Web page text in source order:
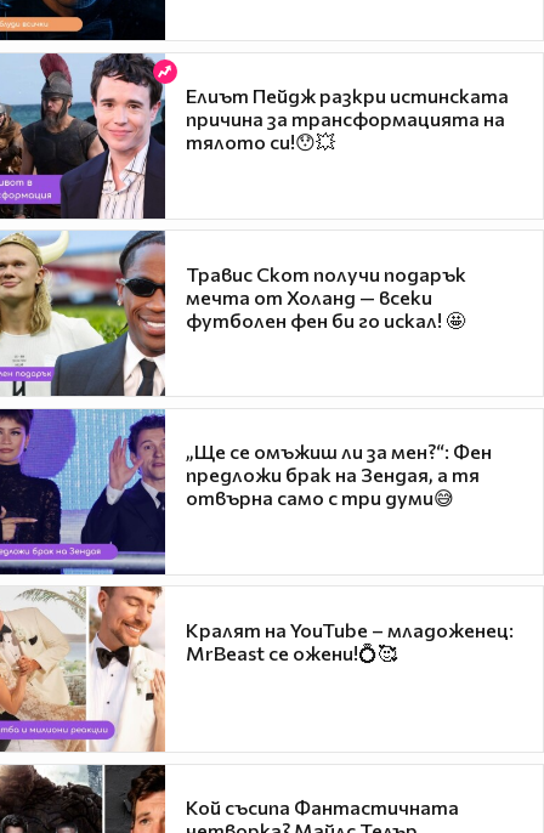
Елиът Пейдж разкри истинската
причина за трансформацията на
тялото си!😯💥
Травис Скот получи подарък
мечта от Холанд — всеки
футболен фен би го искал! 🤩
„Ще се омъжиш ли за мен?“: Фен
предложи брак на Зендая, а тя
отвърна само с три думи😅
Кралят на YouTube – младоженец:
MrBeast се ожени!💍🥰
Кой съсипа Фантастичната